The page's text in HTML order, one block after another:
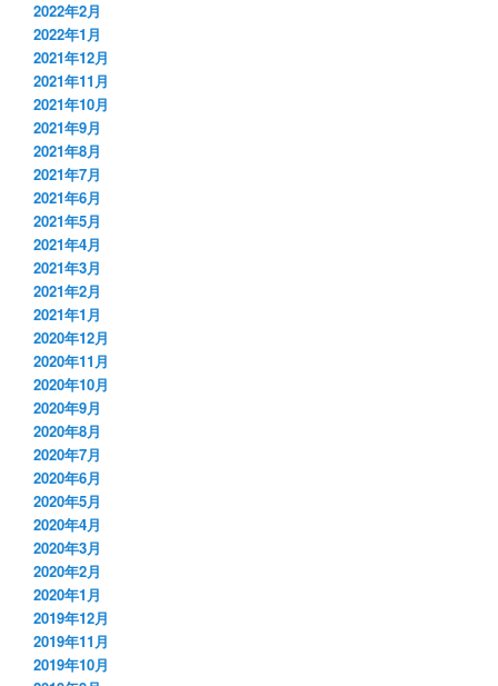
2022年2月
2022年1月
2021年12月
2021年11月
2021年10月
2021年9月
2021年8月
2021年7月
2021年6月
2021年5月
2021年4月
2021年3月
2021年2月
2021年1月
2020年12月
2020年11月
2020年10月
2020年9月
2020年8月
2020年7月
2020年6月
2020年5月
2020年4月
2020年3月
2020年2月
2020年1月
2019年12月
2019年11月
2019年10月